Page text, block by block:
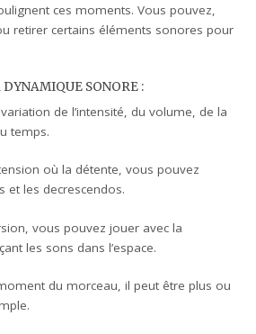
ces moments. Vous pouvez,
retirer certains éléments sonores pour
SONORE :
de l’intensité, du volume, de la
temps.
où la détente, vous pouvez
et les decrescendos.
vous pouvez jouer avec la
les sons dans l’espace.
du morceau, il peut être plus ou